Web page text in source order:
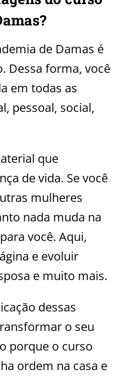
de Damas é
Dessa forma, você
em todas as
pessoal, social,
que
de vida. Se você
mulheres
nada muda na
você. Aqui,
e evoluir
e muito mais.
dessas
o seu
porque o curso
ordem na casa e